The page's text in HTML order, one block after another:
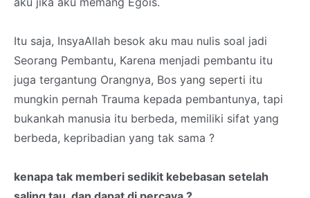
Itu saja, InsyaAllah besok aku mau nulis soal jadi
Seorang Pembantu, Karena menjadi pembantu itu
juga tergantung Orangnya, Bos yang seperti itu
mungkin pernah Trauma kepada pembantunya, tapi
bukankah manusia itu berbeda, memiliki sifat yang
berbeda, kepribadian yang tak sama ?
kenapa tak memberi sedikit kebebasan setelah